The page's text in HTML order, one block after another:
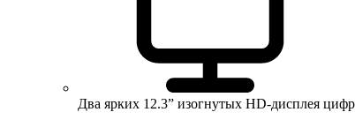
Два ярких 12.3” изогнутых HD-дисплея